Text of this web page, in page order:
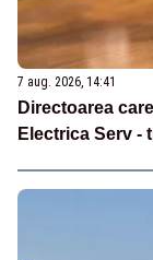
7 aug. 2026, 14:41
Directoarea
Electrica Serv -